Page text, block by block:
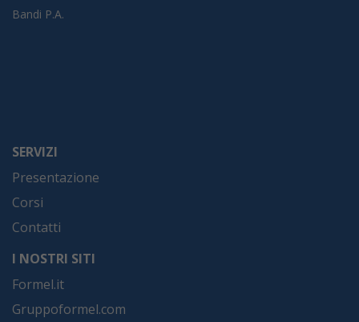
Bandi P.A.
SERVIZI
Presentazione
Corsi
Contatti
I NOSTRI SITI
Formel.it
Gruppoformel.com